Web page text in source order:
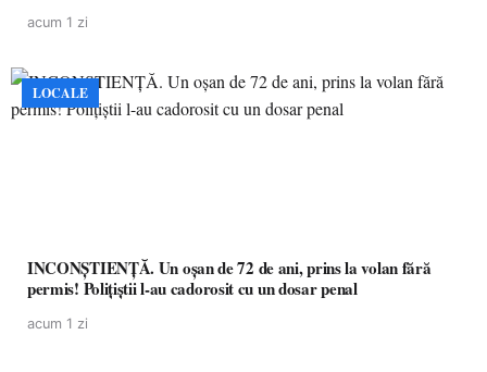
acum 1 zi
LOCALE
INCONȘTIENȚĂ. Un oșan de 72 de ani, prins la volan fără
permis! Polițiștii l-au cadorosit cu un dosar penal
acum 1 zi